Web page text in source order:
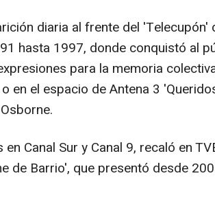
diaria al frente del 'Telecupón'
hasta 1997, donde conquistó al
para la memoria
en el espacio de Antena 3
Canal Sur y Canal 9, recaló en
de Barrio', que presentó desde